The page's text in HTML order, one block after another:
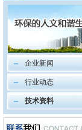
企业新闻
行业动态
技术资料